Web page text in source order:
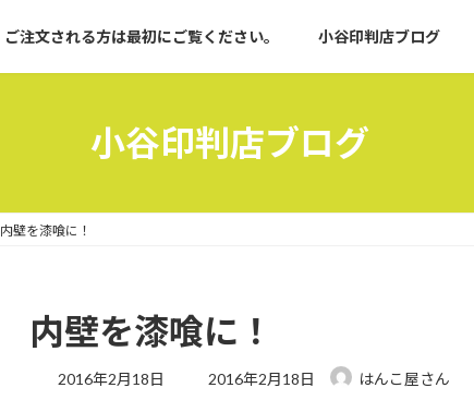
ご注文される方は最初にご覧ください。 小谷印判店ブログ
小谷印判店ブログ
内壁を漆喰に！
内壁を漆喰に！
2016年2月18日
最
2016年2月18日 はんこ屋さん